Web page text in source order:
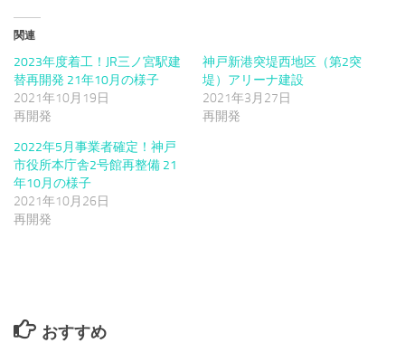
関連
2023年度着工！JR三ノ宮駅建
替再開発 21年10月の様子
2021年10月19日
再開発
神戸新港突堤西地区（第2突
堤）アリーナ建設
2021年3月27日
再開発
2022年5月事業者確定！神戸
市役所本庁舎2号館再整備 21
年10月の様子
2021年10月26日
再開発
おすすめ